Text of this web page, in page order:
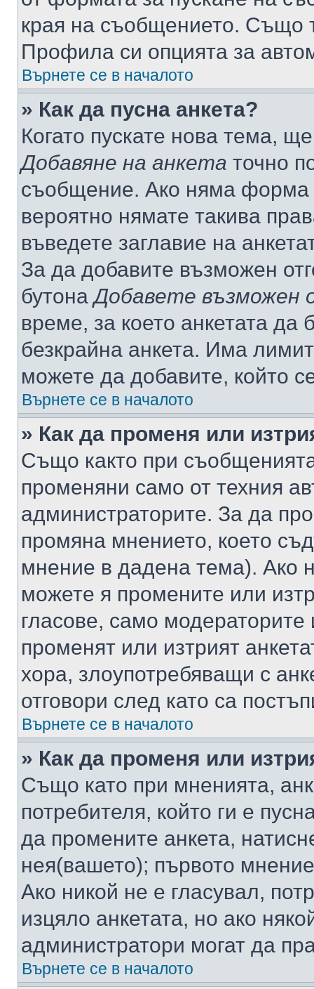
края на съобщението. Също
Профила си опцията за
Върнете се в началото
» Как да пусна анкета?
Когато пускате нова тема,
Добавяне на анкета точно
съобщение. Ако няма форма
вероятно нямате такива
въведете заглавие на
За да добавите възможен
бутонаДобавете възможен
време, за което анкетата да
безкрайна анкета. Има
можете да добавите, който
Върнете се в началото
» Как да променя или
Също както при
променяни само от техния
администраторите. За да
промяна мнението, което
мнение в дадена тема). Ако
можете я промените или
гласове, само
променят или изтрият
хора, злоупотребяващи с
отговори след като са
Върнете се в началото
» Как да променя или
Също като при мненията,
потребителя, който ги е
да промените анкета,
нея(вашето); първото
Ако никой не е гласувал,
изцяло анкетата, но ако
администратори могат да
Върнете се в началото